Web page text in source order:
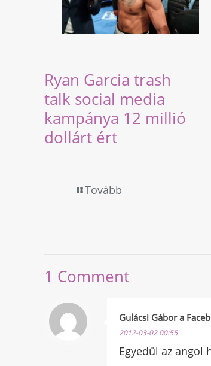
Ryan Garcia trash
talk social media
kampánya 12 millió
dollárt ért
Tovább
1 Comment
Gulácsi Gábor a
2012-03-02 00:55
Egyedül az angol